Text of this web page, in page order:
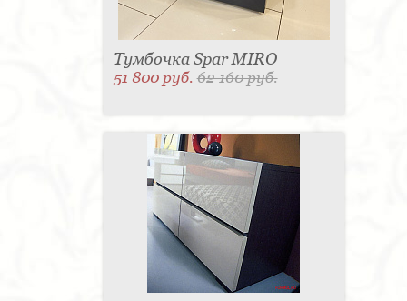
Тумбочка Spar MIRO
51 800 руб.62 160 руб.